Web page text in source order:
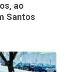
ao
Santos